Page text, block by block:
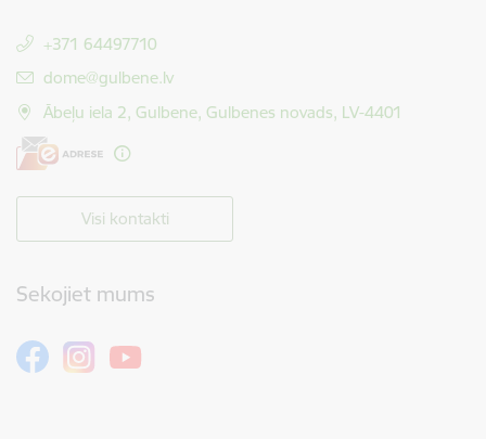
+371 64497710
E-pasts:
dome@gulbene.lv
Ābeļu iela 2, Gulbene, Gulbenes novads, LV-4401
Visi kontakti
Sekojiet mums